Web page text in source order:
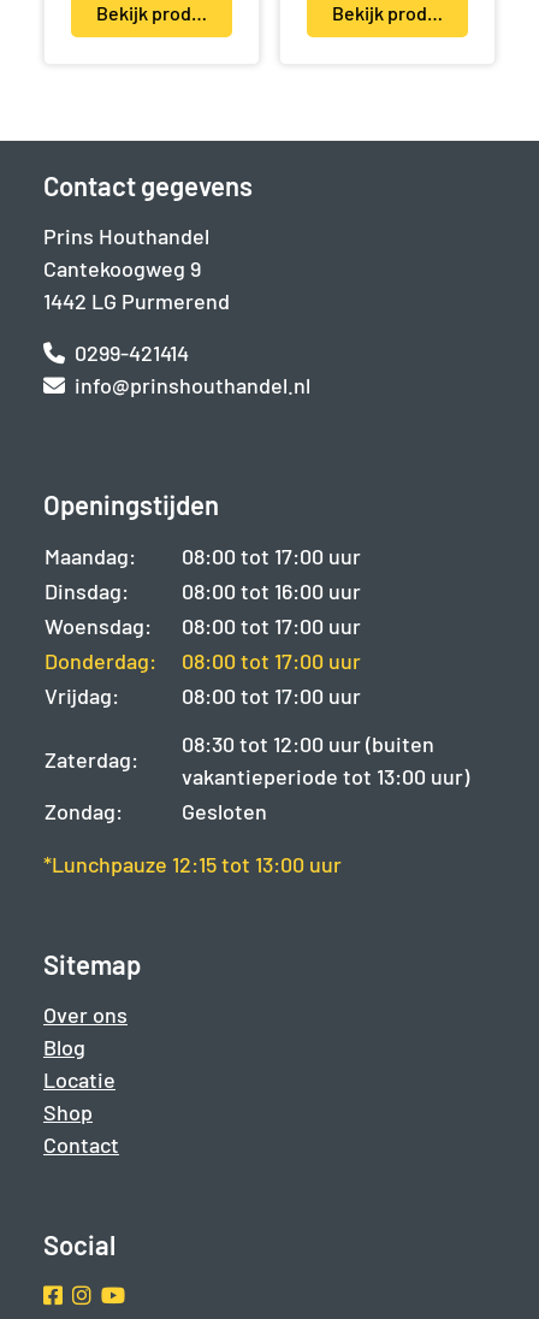
Bekijk product(en) Bekijk product(en)
Contact gegevens
Prins Houthandel
Cantekoogweg 9
1442 LG Purmerend
0299-421414
info@prinshouthandel.nl
Openingstijden
Maandag:
08:00 tot 17:00 uur
Dinsdag:
08:00 tot 16:00 uur
Woensdag:
08:00 tot 17:00 uur
Donderdag:
08:00 tot 17:00 uur
Vrijdag:
08:00 tot 17:00 uur
Zaterdag:
08:30 tot 12:00 uur (buiten
vakantieperiode tot 13:00 uur)
Zondag:
Gesloten
*Lunchpauze 12:15 tot 13:00 uur
Sitemap
Over ons
Blog
Locatie
Shop
Contact
Social
Facebook
Instragram
Youtube